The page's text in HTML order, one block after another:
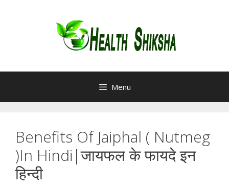
Menu
Benefits Of Jaiphal ( Nutmeg
)In Hindi|जायफल के फायदे इन
हिन्दी